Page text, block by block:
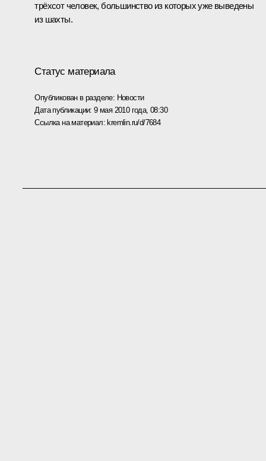
трёхсот человек, большинство из которых уже выведены
из шахты.
Статус материала
Опубликован в разделе: Новости
Дата публикации:9 мая 2010 года, 08:30
Ссылка на материал:kremlin.ru/d/7684